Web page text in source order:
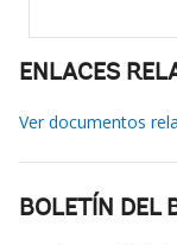
ENLACES
Ver documentos
BOLETÍN DEL